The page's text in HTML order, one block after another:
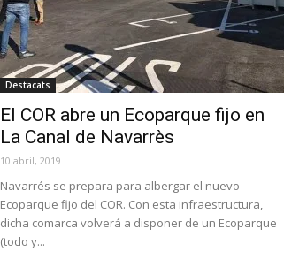
Destacats
El COR abre un Ecoparque fijo en
La Canal de Navarrès
10 abril, 2019
Navarrés se prepara para albergar el nuevo
Ecoparque fijo del COR. Con esta infraestructura,
dicha comarca volverá a disponer de un Ecoparque
(todo y...